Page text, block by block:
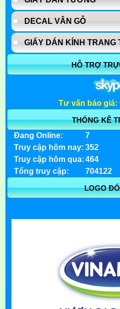
DECAL VÂN GỖ
GIẤY DÁN KÍNH TRANG
HỖ TRỢ
Tư vấn báo giá:
THỐNG KÊ
Đang Online:
7
Truy cập hôm nay: 352
Truy cập hôm qua: 464
Tổng truy cập:
704122
LOGO